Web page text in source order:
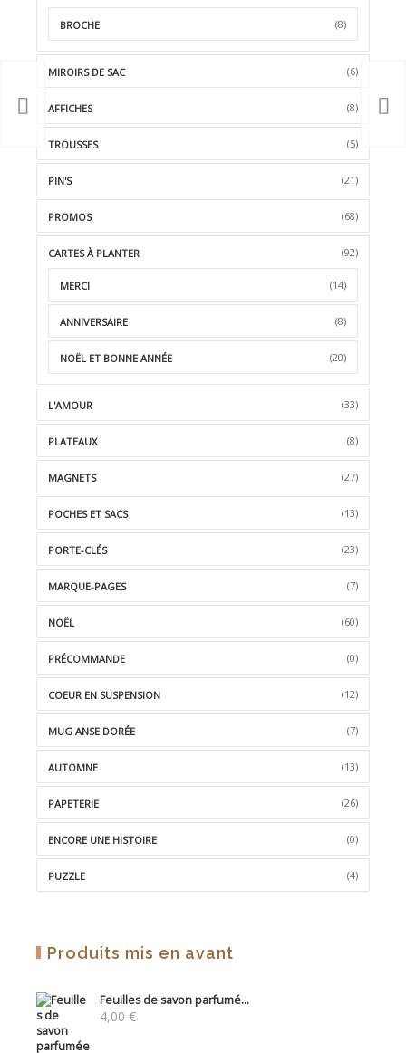
BROCHE (8)
MIROIRS DE SAC (6)
AFFICHES (8)
TROUSSES (5)
PIN'S (21)
PROMOS (68)
CARTES À PLANTER (92)
MERCI (14)
ANNIVERSAIRE (8)
NOËL ET BONNE ANNÉE (20)
L'AMOUR (33)
PLATEAUX (8)
MAGNETS (27)
POCHES ET SACS (13)
PORTE-CLÉS (23)
MARQUE-PAGES (7)
NOËL (60)
PRÉCOMMANDE (0)
COEUR EN SUSPENSION (12)
MUG ANSE DORÉE (7)
AUTOMNE (13)
PAPETERIE (26)
ENCORE UNE HISTOIRE (0)
PUZZLE (4)
Produits mis en avant
Feuilles de savon parfumé...
4,00 €